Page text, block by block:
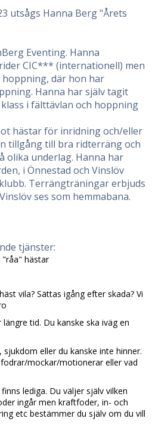
utsågs Hanna Berg "Årets
Eventing. Hanna
CIC*** (internationell) men
där hon har
Hanna har själv tagit
i fälttävlan och hoppning
hästar för inridning och/eller
tillgång till bra ridterräng och
olika underlag. Hanna har
i Önnestad och Vinslöv
Terrängträningar erbjuds
ses som hemmabana.
tjänster:
"råa" hästar
vila? Sättas igång efter skada? Vi
tid. Du kanske ska iväg en
eller du kanske inte hinner.
mockar/motionerar eller vad
lediga. Du väljer själv vilken
ingår men kraftfoder, in- och
etc bestämmer du själv om du vill